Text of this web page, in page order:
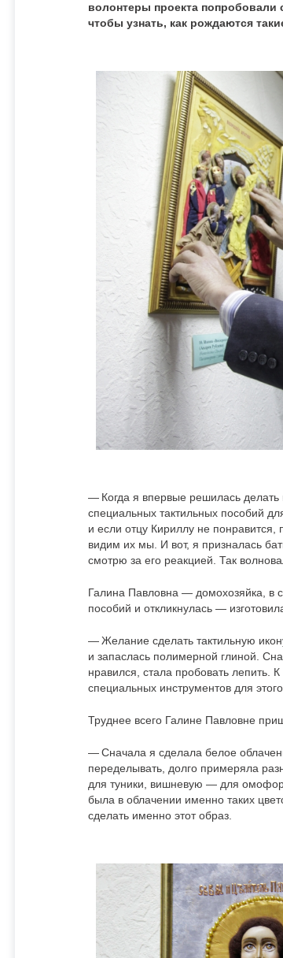
волонтеры проекта попробовали
чтобы узнать, как рождаются
— Когда я впервые решилась делать
специальных тактильных пособий
и если отцу Кириллу не понравится,
видим их мы. И вот, я призналась
смотрю за его реакцией. Так
Галина Павловна — домохозяйка, в
пособий и откликнулась —
— Желание сделать тактильную
и запаслась полимерной глиной.
нравился, стала пробовать лепить.
специальных инструментов для
Труднее всего Галине Павловне
— Сначала я сделала белое
переделывать, долго примеряла
для туники, вишневую — для
была в облачении именно таких
сделать именно этот образ.